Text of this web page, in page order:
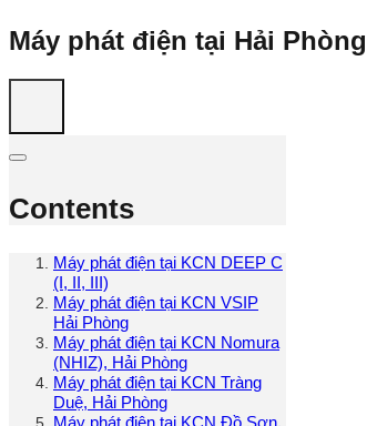
Máy phát điện tại Hải Phòng
Contents
Máy phát điện tại KCN DEEP C
(I, II, III)
Máy phát điện tại KCN VSIP
Hải Phòng
Máy phát điện tại KCN Nomura
(NHIZ), Hải Phòng
Máy phát điện tại KCN Tràng
Duệ, Hải Phòng